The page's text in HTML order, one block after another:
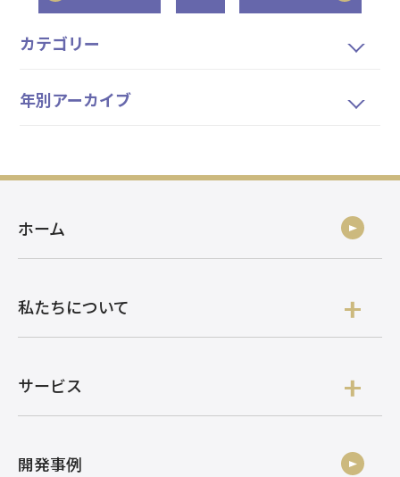
カテゴリー
年別アーカイブ
ホーム
私たちについて
サービス
開発事例